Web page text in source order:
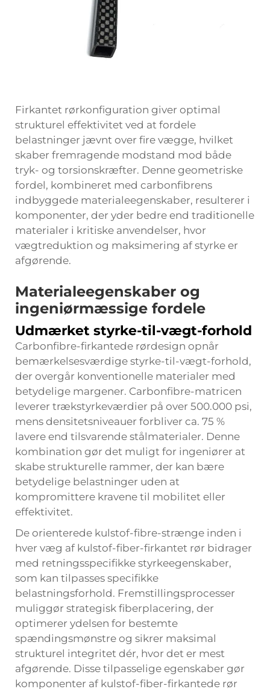
Firkantet rørkonfiguration giver optimal
strukturel effektivitet ved at fordele
belastninger jævnt over fire vægge, hvilket
skaber fremragende modstand mod både
tryk- og torsionskræfter. Denne geometriske
fordel, kombineret med carbonfibrens
indbyggede materialeegenskaber, resulterer i
komponenter, der yder bedre end traditionelle
materialer i kritiske anvendelser, hvor
vægtreduktion og maksimering af styrke er
afgørende.
Materialeegenskaber og
ingeniørmæssige fordele
Udmærket styrke-til-vægt-forhold
Carbonfibre-firkantede rørdesign opnår
bemærkelsesværdige styrke-til-vægt-forhold,
der overgår konventionelle materialer med
betydelige margener. Carbonfibre-matricen
leverer trækstyrkeværdier på over 500.000 psi,
mens densitetsniveauer forbliver ca. 75 %
lavere end tilsvarende stålmaterialer. Denne
kombination gør det muligt for ingeniører at
skabe strukturelle rammer, der kan bære
betydelige belastninger uden at
kompromittere kravene til mobilitet eller
effektivitet.
De orienterede kulstof-fibre-strænge inden i
hver væg af kulstof-fiber-firkantet rør bidrager
med retningsspecifikke styrkeegenskaber,
som kan tilpasses specifikke
belastningsforhold. Fremstillingsprocesser
muliggør strategisk fiberplacering, der
optimerer ydelsen for bestemte
spændingsmønstre og sikrer maksimal
strukturel integritet dér, hvor det er mest
afgørende. Disse tilpasselige egenskaber gør
komponenter af kulstof-fiber-firkantede rør